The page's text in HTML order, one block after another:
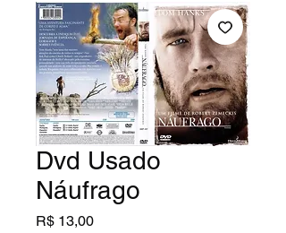
Dvd Usado
Náufrago
R$ 13,00Preço